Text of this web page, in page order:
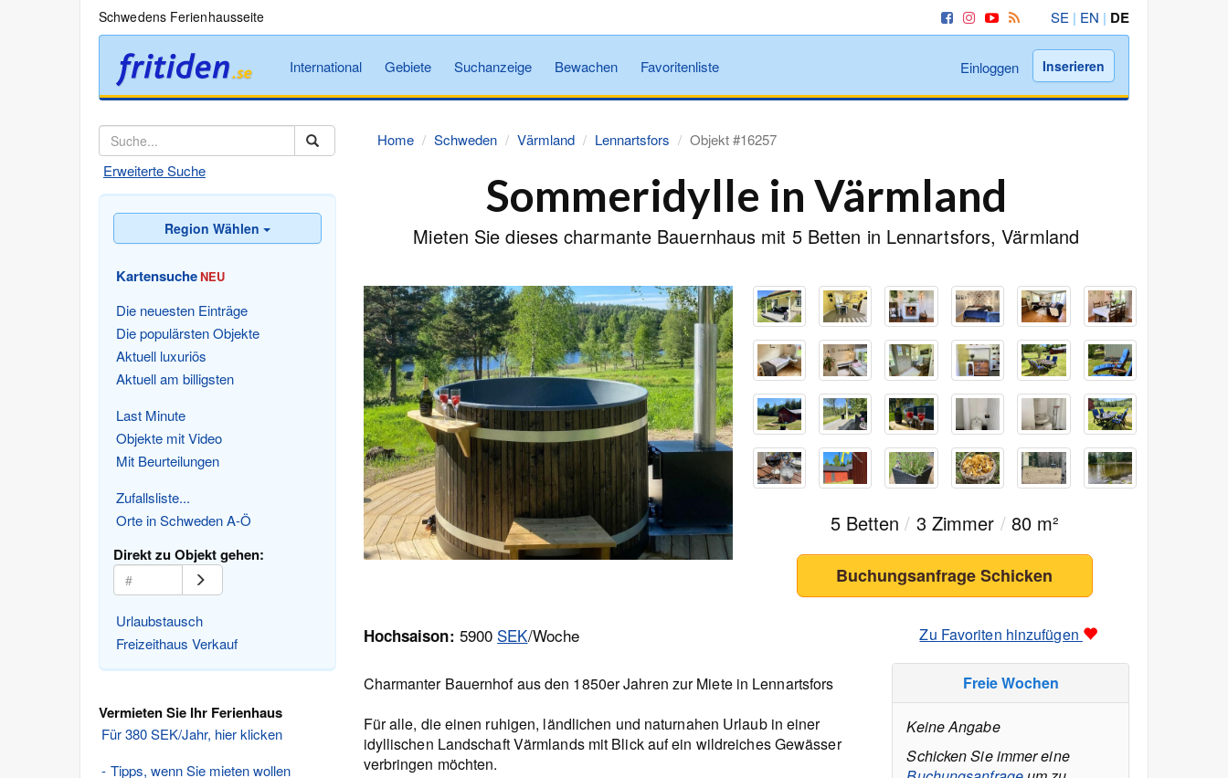
Schwedens Ferienhausseite SE | EN | DE
International Gebiete Suchanzeige Bewachen Favoritenliste Einloggen Inserieren
Erweiterte Suche
Region Wählen
KartensucheNEU
Die neuesten Einträge
Die populärsten Objekte
Aktuell luxuriös
Aktuell am billigsten
Last Minute
Objekte mit Video
Mit Beurteilungen
Zufallsliste...
Orte in Schweden A-Ö
Direkt zu Objekt gehen:
Urlaubstausch
Freizeithaus Verkauf
Vermieten Sie Ihr Ferienhaus
Für 380 SEK/Jahr, hier klicken
Tipps, wenn Sie mieten wollen
Home Schweden Värmland Lennartsfors Objekt #16257
Sommeridylle in Värmland
Mieten Sie dieses charmante Bauernhaus mit 5 Betten in Lennartsfors, Värmland
5 Betten/ 3 Zimmer /80 m²
Buchungsanfrage Schicken
Hochsaison: 5900 SEK/Woche
Charmanter Bauernhof aus den 1850er Jahren zur Miete in Lennartsfors
Für alle, die einen ruhigen, ländlichen und naturnahen Urlaub in einer
idyllischen Landschaft Värmlands mit Blick auf ein wildreiches Gewässer
verbringen möchten.
Zu Favoriten hinzufügen
Freie Wochen
Keine Angabe
Schicken Sie immer eine